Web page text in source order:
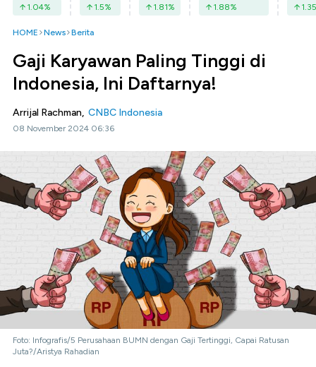
1.04% 1.5% 1.81% 1.88% 1.35
HOME News Berita
Gaji Karyawan Paling Tinggi di
Indonesia, Ini Daftarnya!
Arrijal Rachman, CNBC Indonesia
08 November 2024 06:36
Foto: Infografis/5 Perusahaan BUMN dengan Gaji Tertinggi, Capai Ratusan
Juta?/Aristya Rahadian